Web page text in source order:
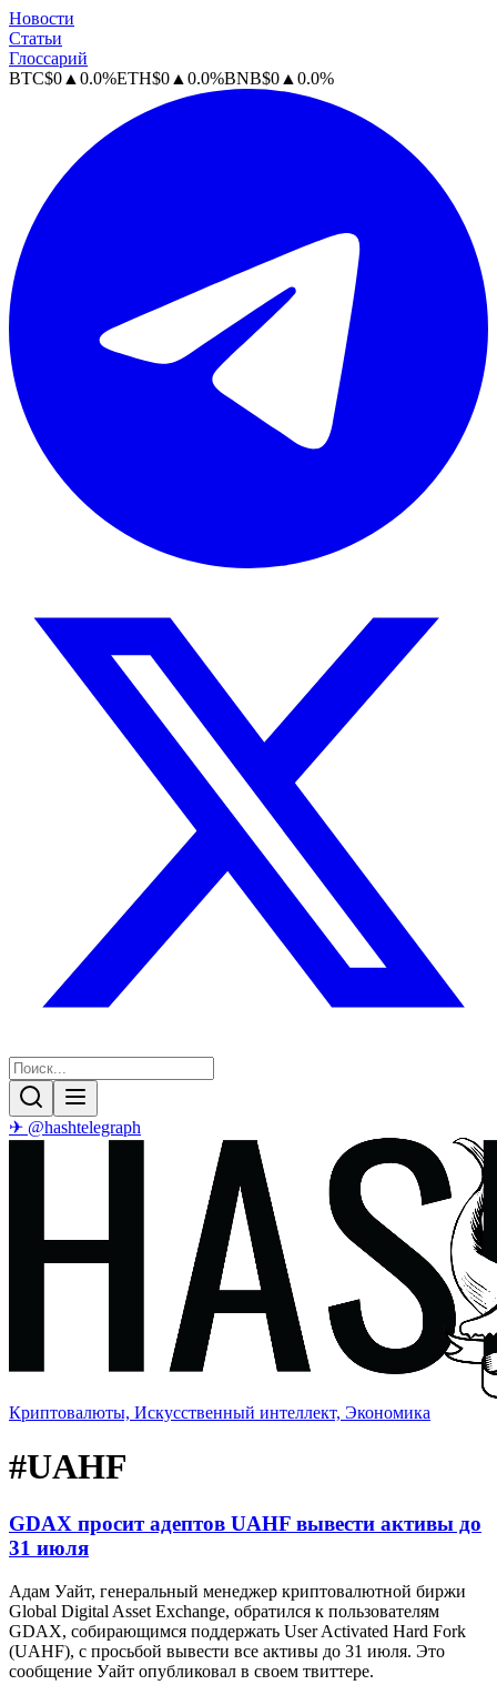
Новости
Статьи
Глоссарий
BTC$0 ▲ 0.0%ETH$0 ▲ 0.0%BNB$0 ▲ 0.0%
✈ @hashtelegraph
Криптовалюты, Искусственный интеллект, Экономика
#UAHF
GDAX просит адептов UAHF вывести активы до
31 июля
Адам Уайт, генеральный менеджер криптовалютной биржи
Global Digital Asset Exchange, обратился к пользователям
GDAX, собирающимся поддержать User Activated Hard Fork
(UAHF), с просьбой вывести все активы до 31 июля. Это
сообщение Уайт опубликовал в своем твиттере.